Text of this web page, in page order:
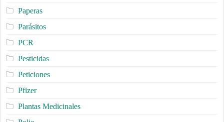
Paperas
Parásitos
PCR
Pesticidas
Peticiones
Pfizer
Plantas Medicinales